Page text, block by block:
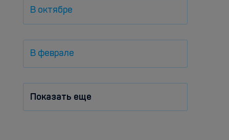
В октябре
В феврале
Показать еще